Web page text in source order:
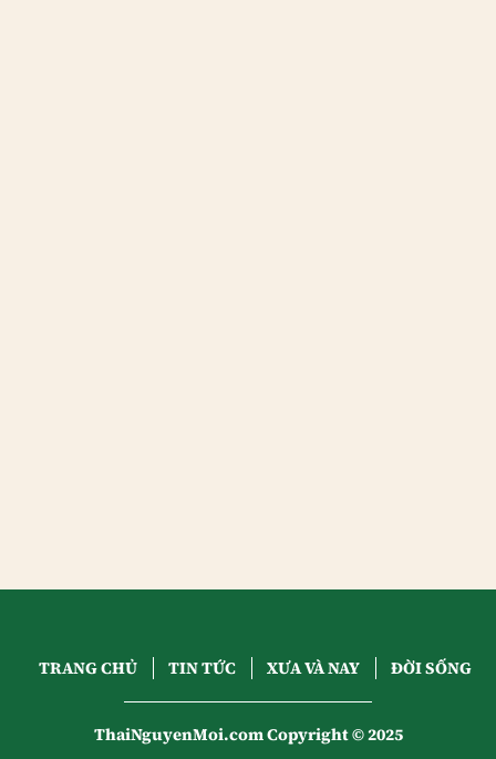
TRANG CHỦ TIN TỨC XƯA VÀ NAY ĐỜI SỐNG
ThaiNguyenMoi.com Copyright © 2025